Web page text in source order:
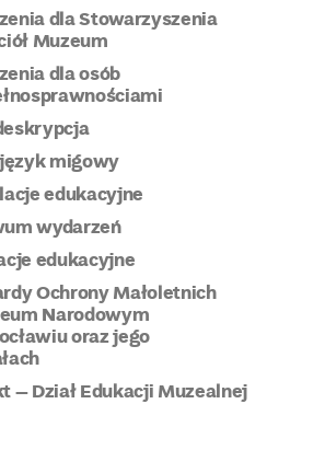
dla Stowarzyszenia
Muzeum
dla osób
migowy
edukacyjne
wydarzeń
edukacyjne
Ochrony Małoletnich
Narodowym
oraz jego
– Dział Edukacji Muzealnej